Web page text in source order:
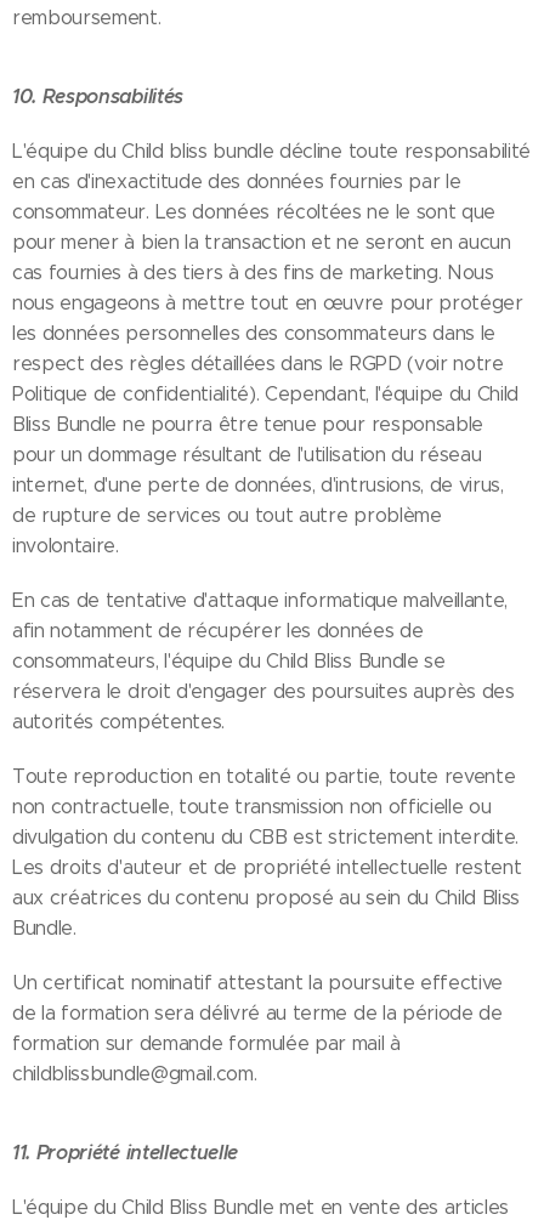
remboursement.
10. Responsabilités
L'équipe du Child bliss bundle décline toute responsabilité
en cas d'inexactitude des données fournies par le
consommateur. Les données récoltées ne le sont que
pour mener à bien la transaction et ne seront en aucun
cas fournies à des tiers à des fins de marketing. Nous
nous engageons à mettre tout en œuvre pour protéger
les données personnelles des consommateurs dans le
respect des règles détaillées dans le RGPD (voir notre
Politique de confidentialité). Cependant, l'équipe du Child
Bliss Bundle ne pourra être tenue pour responsable
pour un dommage résultant de l'utilisation du réseau
internet, d'une perte de données, d'intrusions, de virus,
de rupture de services ou tout autre problème
involontaire.
En cas de tentative d'attaque informatique malveillante,
afin notamment de récupérer les données de
consommateurs, l'équipe du Child Bliss Bundle se
réservera le droit d'engager des poursuites auprès des
autorités compétentes.
Toute reproduction en totalité ou partie, toute revente
non contractuelle, toute transmission non officielle ou
divulgation du contenu du CBB est strictement interdite.
Les droits d'auteur et de propriété intellectuelle restent
aux créatrices du contenu proposé au sein du Child Bliss
Bundle.
Un certificat nominatif attestant la poursuite effective
de la formation sera délivré au terme de la période de
formation sur demande formulée par mail à
childblissbundle@gmail.com.
11. Propriété intellectuelle
L'équipe du Child Bliss Bundle met en vente des articles